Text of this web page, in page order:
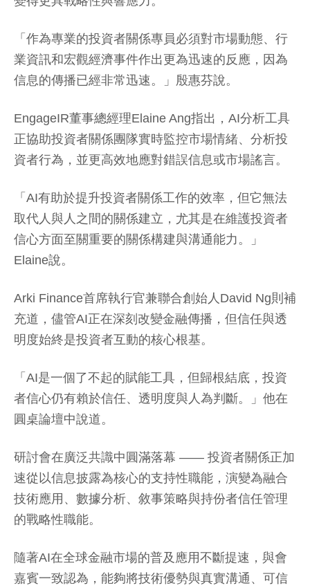
「作為專業的投資者關係專員必須對市場動態、行
業資訊和宏觀經濟事件作出更為迅速的反應，因為
信息的傳播已經非常迅速。」殷惠芬說。
EngageIR董事總經理Elaine Ang指出，AI分析工具
正協助投資者關係團隊實時監控市場情緒、分析投
資者行為，並更高效地應對錯誤信息或市場謠言。
「AI有助於提升投資者關係工作的效率，但它無法
取代人與人之間的關係建立，尤其是在維護投資者
信心方面至關重要的關係構建與溝通能力。」
Elaine說。
Arki Finance首席執行官兼聯合創始人David Ng則補
充道，儘管AI正在深刻改變金融傳播，但信任與透
明度始終是投資者互動的核心根基。
「AI是一個了不起的賦能工具，但歸根結底，投資
者信心仍有賴於信任、透明度與人為判斷。」他在
圓桌論壇中說道。
研討會在廣泛共識中圓滿落幕 —— 投資者關係正加
速從以信息披露為核心的支持性職能，演變為融合
技術應用、數據分析、敘事策略與持份者信任管理
的戰略性職能。
隨著AI在全球金融市場的普及應用不斷提速，與會
嘉賓一致認為，能夠將技術優勢與真實溝通、可信